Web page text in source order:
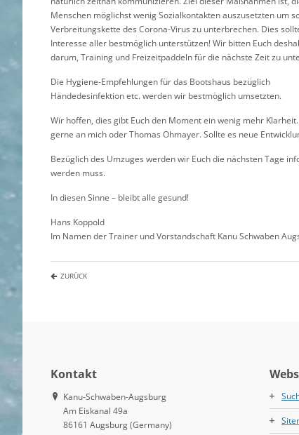
Menschen möglichst wenig Sozialkontakten auszusetzten um
Verbreitungskette des Corona-Virus zu unterbrechen. Dies
Interesse aller bestmöglich unterstützen! Wir bitten Euch
darum, Training und Freizeitpaddeln für die nächste Zeit zu
Die Hygiene-Empfehlungen für das Bootshaus bezüglich
Händedesinfektion etc. werden wir bestmöglich umsetzten.
Wir hoffen, dies gibt Euch den Moment ein wenig mehr
gerne an mich oder Thomas Ohmayer. Sollte es neue
Bezüglich des Umzuges werden wir Euch die nächsten Tage
werden muss.
In diesen Sinne – bleibt alle gesund!
Hans Koppold
Im Namen der Trainer und Vorstandschaft Kanu Schwaben
ZURÜCK
Kontakt
Kanu-Schwaben-Augsburg
Am Eiskanal 49a
86161 Augsburg (Germany)